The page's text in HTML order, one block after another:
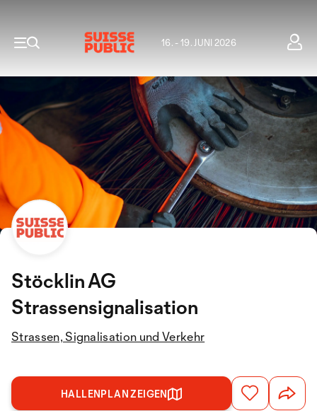
16. - 19. JUNI 2026
Stöcklin AG
Strassensignalisation
Strassen, Signalisation und Verkehr
HALLENPLAN ZEIGEN